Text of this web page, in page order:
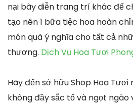
nại bày diễn trang trí khác để
tạo nên 1 bữa tiệc hoa hoàn
món quà ý nghĩa cho tất cả
thương. Dịch Vụ Hoa Tươi
Hãy đến sở hữu Shop Hoa
không đầy sắc tố và ngọt ngào